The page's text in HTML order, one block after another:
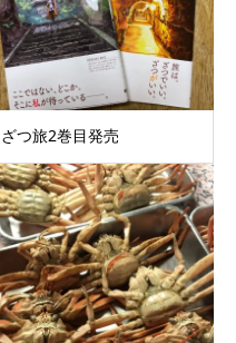
ざつ旅2巻目発売